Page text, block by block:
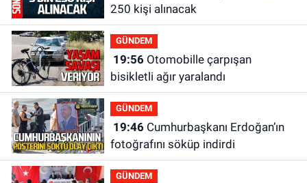
250 kişi alınacak
GÜNDEM
19:56Otomobille çarpışan
bisikletli ağır yaralandı
GÜNDEM
19:46Cumhurbaşkanı Erdoğan’ın
fotoğrafını söküp indirdi
GÜNDEM